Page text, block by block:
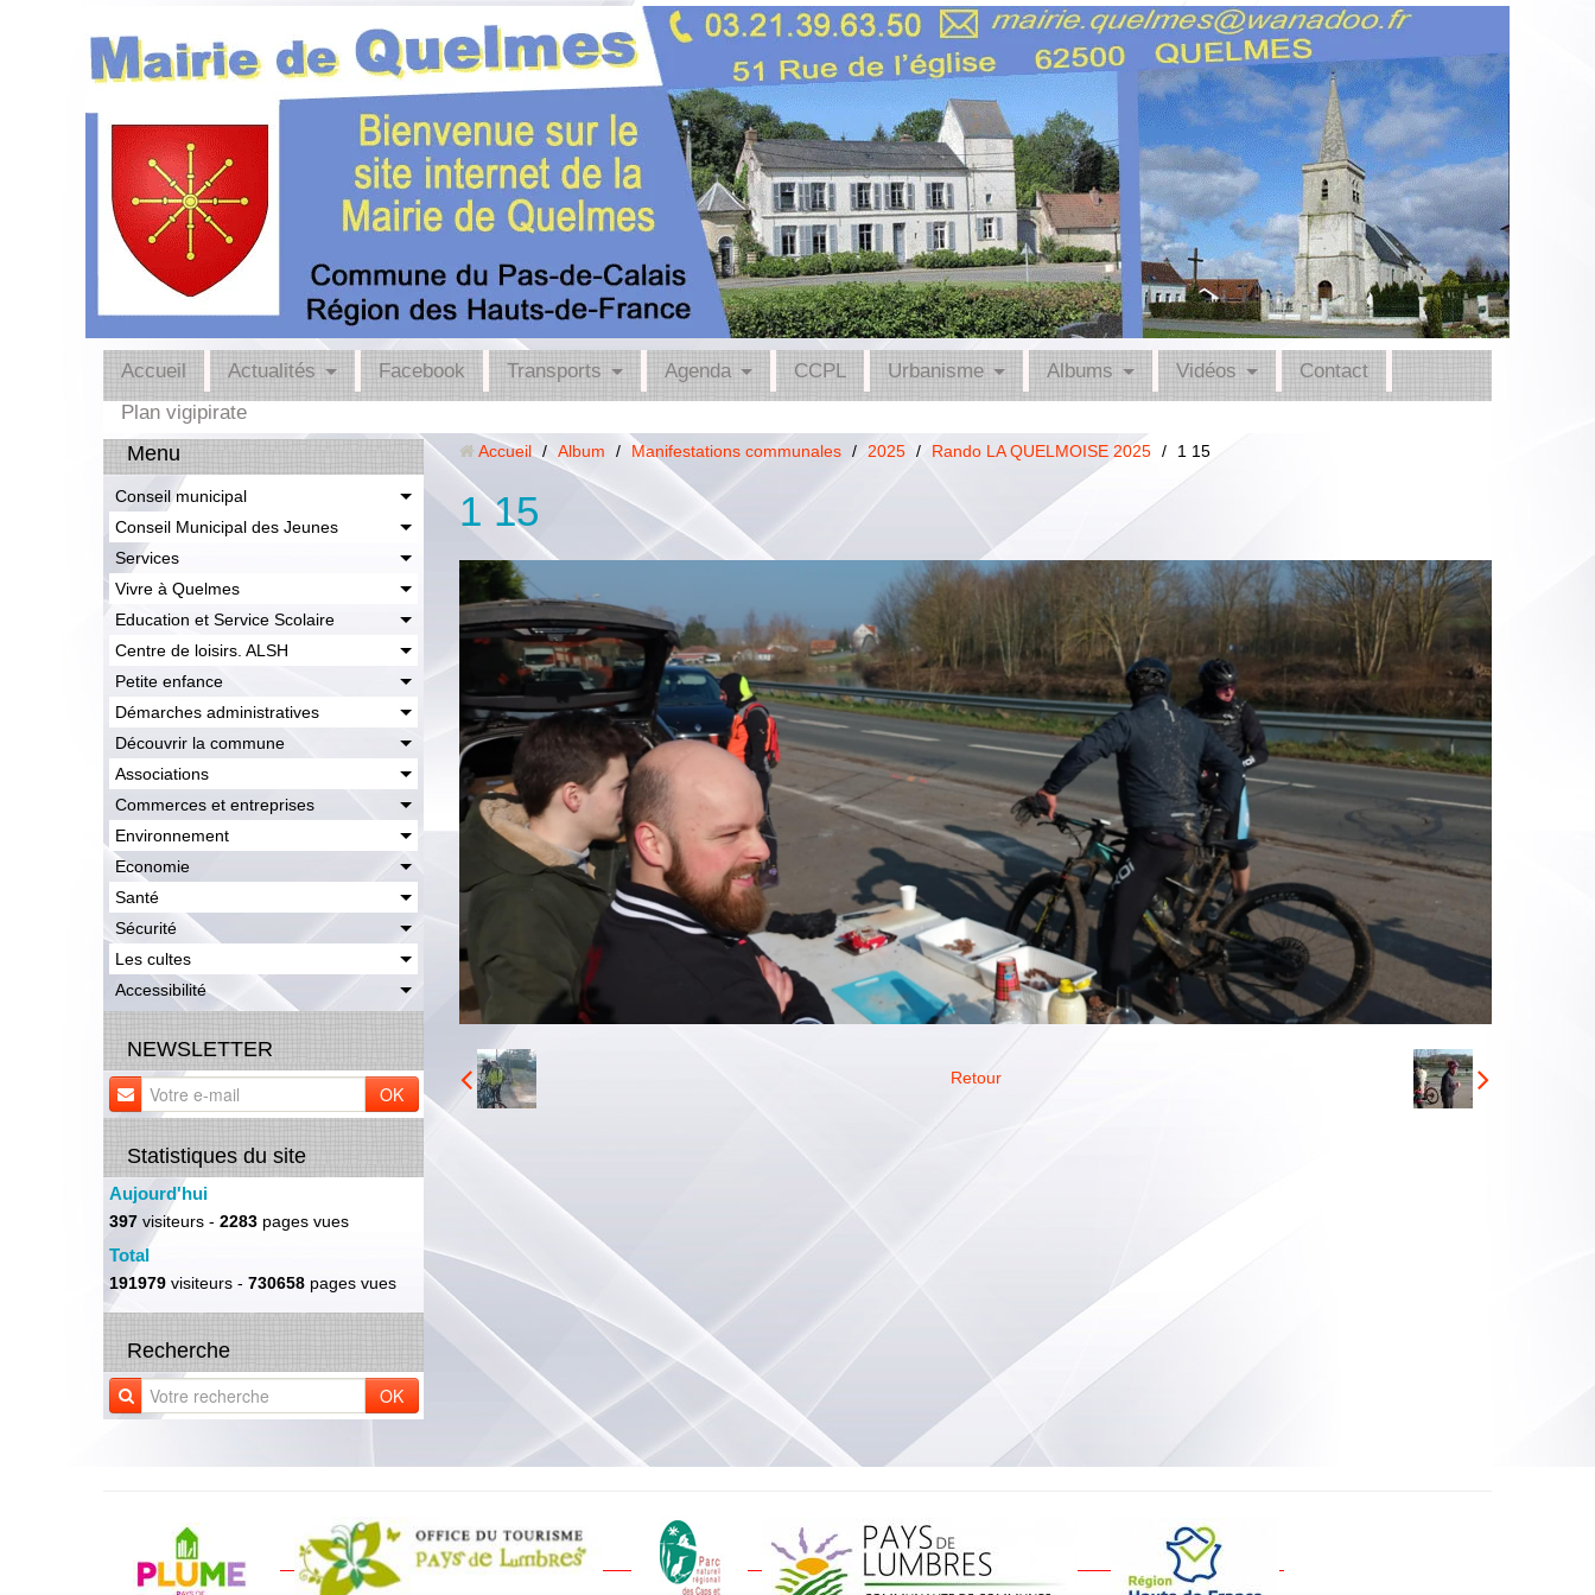
Accueil Actualités Facebook Transports Agenda CCPL Urbanisme Albums Vidéos
Contact
Plan vigipirate
Menu
Conseil municipal
Conseil Municipal des Jeunes
Services
Vivre à Quelmes
Education et Service Scolaire
Centre de loisirs. ALSH
Petite enfance
Démarches administratives
Découvrir la commune
Associations
Commerces et entreprises
Environnement
Economie
Santé
Sécurité
Les cultes
Accessibilité
NEWSLETTER
OK
Statistiques du site
Aujourd'hui
397 visiteurs - 2283 pages vues
Total
191979 visiteurs - 730658 pages vues
Recherche
OK
Accueil / Album / Manifestations communales / 2025 / Rando LA QUELMOISE 2025 / 1 15
1 15
Retour